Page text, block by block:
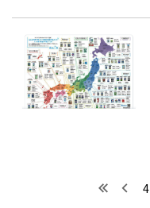
最初へ 前へ
4